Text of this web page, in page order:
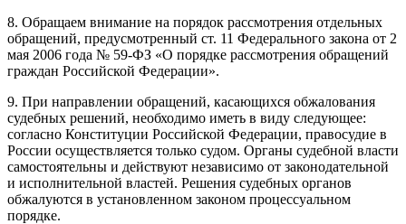
8. Обращаем внимание на порядок рассмотрения отдельных
обращений, предусмотренный ст. 11 Федерального закона от 2
мая 2006 года № 59-ФЗ «О порядке рассмотрения обращений
граждан Российской Федерации».
9. При направлении обращений, касающихся обжалования
судебных решений, необходимо иметь в виду следующее:
согласно Конституции Российской Федерации, правосудие в
России осуществляется только судом. Органы судебной власти
самостоятельны и действуют независимо от законодательной
и исполнительной властей. Решения судебных органов
обжалуются в установленном законом процессуальном
порядке.